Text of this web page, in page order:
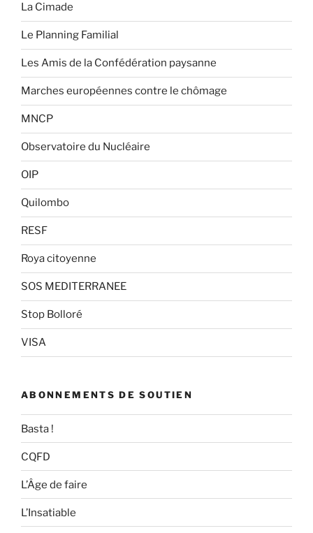
La Cimade
Le Planning Familial
Les Amis de la Confédération paysanne
Marches européennes contre le chômage
MNCP
Observatoire du Nucléaire
OIP
Quilombo
RESF
Roya citoyenne
SOS MEDITERRANEE
Stop Bolloré
VISA
ABONNEMENTS DE SOUTIEN
Basta !
CQFD
L’Âge de faire
L’Insatiable